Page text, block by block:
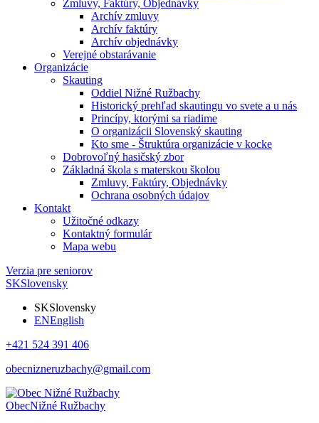
Zmluvy, Faktúry, Objednávky
Archív zmluvy
Archív faktúry
Archív objednávky
Verejné obstarávanie
Organizácie
Skauting
Oddiel Nižné Ružbachy
Historický prehľad skautingu vo svete a u nás
Princípy, ktorými sa riadime
O organizácii Slovenský skauting
Kto sme - Štruktúra organizácie v kocke
Dobrovoľný hasičský zbor
Základná škola s materskou školou
Zmluvy, Faktúry, Objednávky
Ochrana osobných údajov
Kontakt
Užitočné odkazy
Kontaktný formulár
Mapa webu
Verzia pre seniorov
SKSlovensky
SKSlovensky
ENEnglish
+421 524 391 406
obecnizneruzbachy@gmail.com
ObecNižné Ružbachy